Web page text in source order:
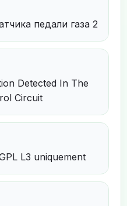
педали газа 2
Detected In The
Circuit
L3 uniquement